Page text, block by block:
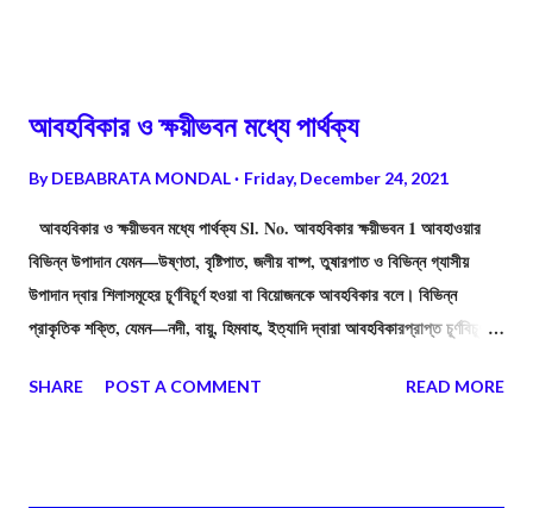
আবহবিকার ও ক্ষয়ীভবন মধ্যে পার্থক্য
ByDEBABRATA MONDAL Friday, December 24, 2021
আবহবিকার ও ক্ষয়ীভবন মধ্যে পার্থক্য Sl. No. আবহবিকার ক্ষয়ীভবন 1 আবহাওয়ার
বিভিন্ন উপাদান যেমন—উষ্ণতা, বৃষ্টিপাত, জলীয় বাষ্প, তুষারপাত ও বিভিন্ন গ্যাসীয়
উপাদান দ্বার শিলাসমূহের চূর্ণবিচূর্ণ হওয়া বা বিয়োজনকে আবহবিকার বলে। বিভিন্ন
প্রাকৃতিক শক্তি, যেমন—নদী, বায়ু, হিমবাহ, ইত্যাদি দ্বারা আবহবিকারপ্রাপ্ত চূর্ণবিচূর্ণ
আকৃতি, খনিজের আণবিক সজ্জা প্রভৃতি) পরিবর্তন ঘটে । ক্ষয়ীভবনের ফলে ভূমিরূপের
SHARE POST A COMMENT READ MORE